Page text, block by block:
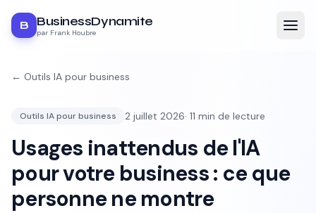
B BusinessDynamite
par Frank Houbre
← Outils IA pour business
Outils IA pour business 2 juillet 2026· 11 min de lecture
Usages inattendus de l'IA
pour votre business : ce que
personne ne montre